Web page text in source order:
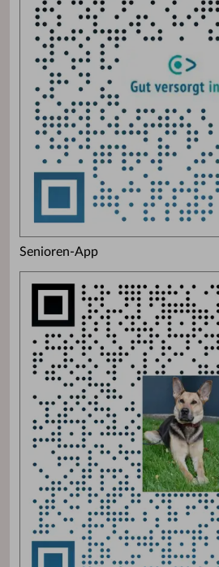
Senioren-App